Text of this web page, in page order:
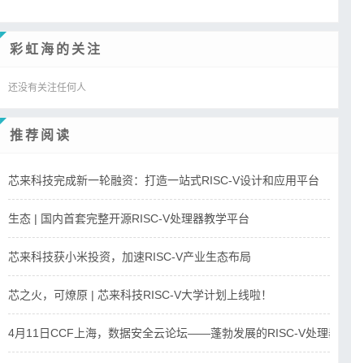
彩虹海的关注
还没有关注任何人
推荐阅读
芯来科技完成新一轮融资：打造一站式RISC-V设计和应用平台
生态 | 国内首套完整开源RISC-V处理器教学平台
芯来科技获小米投资，加速RISC-V产业生态布局
芯之火，可燎原 | 芯来科技RISC-V大学计划上线啦！
4月11日CCF上海，数据安全云论坛——蓬勃发展的RISC-V处理器